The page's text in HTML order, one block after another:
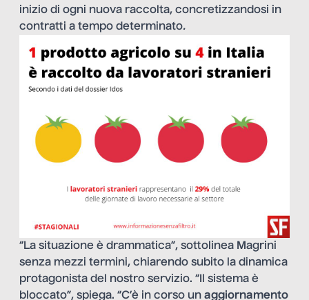
inizio di ogni nuova raccolta, concretizzandosi in
contratti a tempo determinato.
“La situazione è drammatica”, sottolinea Magrini
senza mezzi termini, chiarendo subito la dinamica
protagonista del nostro servizio. “Il sistema è
bloccato”, spiega. “C’è in corso un aggiornamento